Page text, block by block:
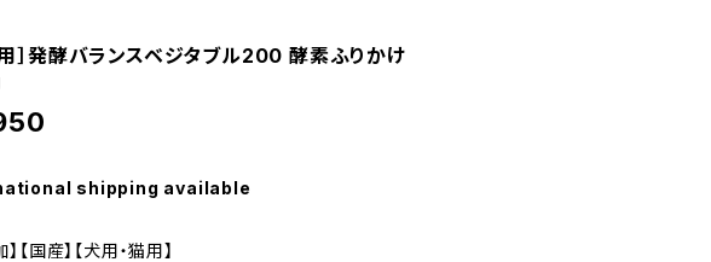
用］発酵バランスベジタブル200 酵素ふりかけ
shipping available
】【国産】【犬用・猫用】